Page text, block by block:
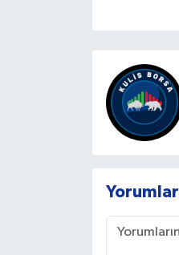
Yorumlar